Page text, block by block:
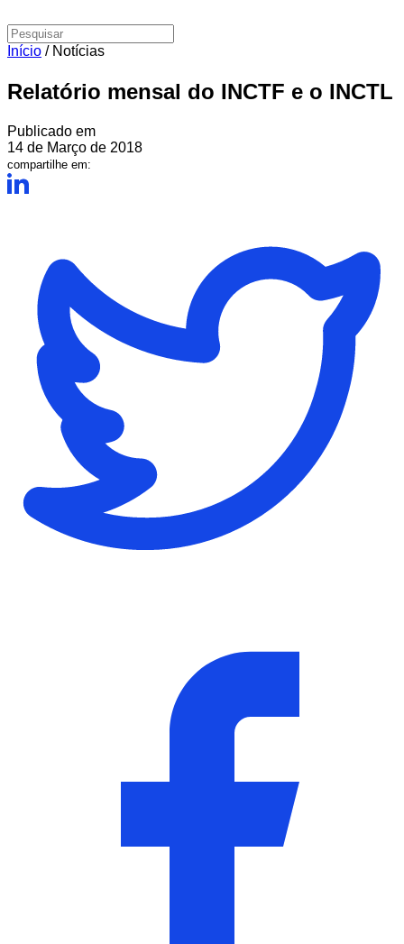
Início / Notícias
Relatório mensal do INCTF e o INCTL
Publicado em
14 de Março de 2018
compartilhe em: